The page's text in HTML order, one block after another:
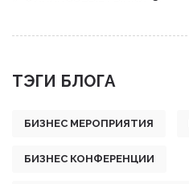
ТЭГИ БЛОГА
БИЗНЕС МЕРОПРИЯТИЯ
БИЗНЕС КОНФЕРЕНЦИИ